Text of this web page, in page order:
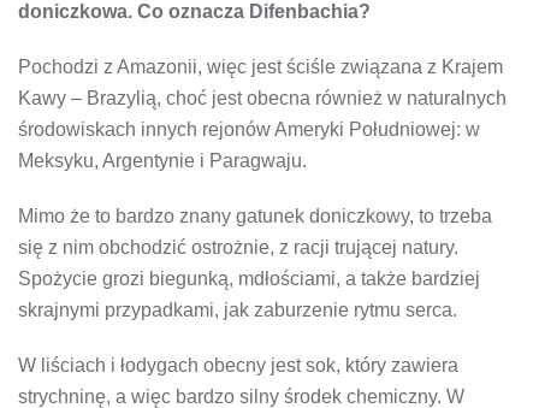
doniczkowa. Co oznacza Difenbachia?
Pochodzi z Amazonii, więc jest ściśle związana z Krajem
Kawy – Brazylią, choć jest obecna również w naturalnych
środowiskach innych rejonów Ameryki Południowej: w
Meksyku, Argentynie i Paragwaju.
Mimo że to bardzo znany gatunek doniczkowy, to trzeba
się z nim obchodzić ostrożnie, z racji trującej natury.
Spożycie grozi biegunką, mdłościami, a także bardziej
skrajnymi przypadkami, jak zaburzenie rytmu serca.
W liściach i łodygach obecny jest sok, który zawiera
strychninę, a więc bardzo silny środek chemiczny. W